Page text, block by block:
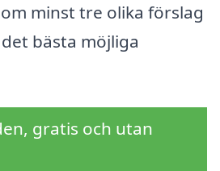
minst tre olika förslag
bästa möjliga
gratis och utan